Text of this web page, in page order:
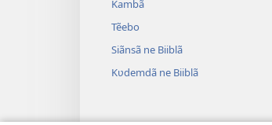
Kambã
Tẽebo
Siãnsã ne Biiblã
Kʋdemdã ne Biiblã